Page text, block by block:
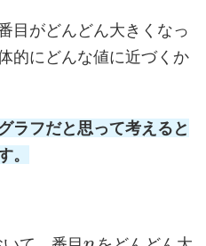
目がどんどん大きくなっ
的にどんな値に近づくか
ラフだと思って考えると
。